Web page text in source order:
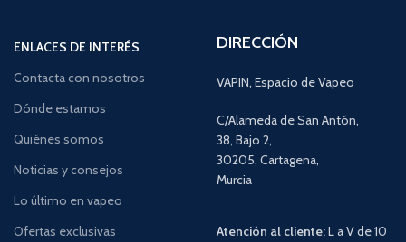
ENLACES DE INTERÉS
Contacta con nosotros
Dónde estamos
Quiénes somos
Noticias y consejos
Lo último en vapeo
Ofertas exclusivas
DIRECCIÓN
VAPIN, Espacio de Vapeo
C/Alameda de San Antón,
38, Bajo 2,
30205, Cartagena,
Murcia
Atención al cliente:L a V de 10